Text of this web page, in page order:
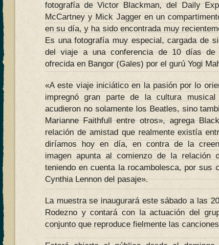
fotografía de Victor Blackman, del Daily
McCartney y Mick Jagger en un
en su día, y ha sido encontrada muy
Es una fotografía muy especial, cargada de
del viaje a una conferencia de 10 días de
ofrecida en Bangor (Gales) por el gurú Yogi
«A este viaje iniciático en la pasión por lo
impregnó gran parte de la cultura
acudieron no solamente los Beatles, sino
Marianne Faithfull entre otros», agrega
relación de amistad que realmente existía
diríamos hoy en día, en contra de la
imagen apunta al comienzo de la relación
teniendo en cuenta la rocambolesca, por sus
Cynthia Lennon del pasaje».
La muestra se inaugurará este sábado a las
Rodezno y contará con la actuación del
conjunto que reproduce fielmente las